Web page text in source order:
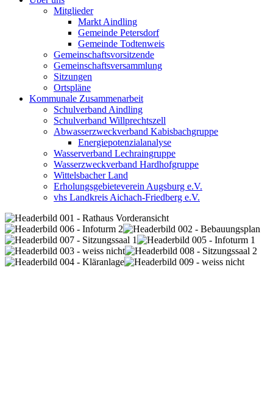
Mitglieder
Markt Aindling
Gemeinde Petersdorf
Gemeinde Todtenweis
Gemeinschaftsvorsitzende
Gemeinschaftsversammlung
Sitzungen
Ortspläne
Kommunale Zusammenarbeit
Schulverband Aindling
Schulverband Willprechtszell
Abwasserzweckverband Kabisbachgruppe
Energiepotenzialanalyse
Wasserverband Lechraingruppe
Wasserzweckverband Hardhofgruppe
Wittelsbacher Land
Erholungsgebieteverein Augsburg e.V.
vhs Landkreis Aichach-Friedberg e.V.